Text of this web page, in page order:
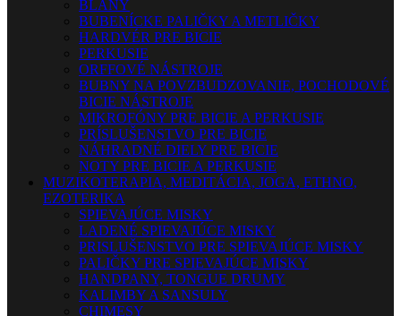
BLANY
BUBENÍCKE PALIČKY A METLIČKY
HARDVÉR PRE BICIE
PERKUSIE
ORFFOVÉ NÁSTROJE
BUBNY NA POVZBUDZOVANIE, POCHODOVÉ
BICIE NÁSTROJE
MIKROFÓNY PRE BICIE A PERKUSIE
PRÍSLUŠENSTVO PRE BICIE
NÁHRADNÉ DIELY PRE BICIE
NOTY PRE BICIE A PERKUSIE
MUZIKOTERAPIA, MEDITÁCIA, JOGA, ETHNO,
EZOTERIKA
SPIEVAJÚCE MISKY
LADENÉ SPIEVAJÚCE MISKY
PRISLUŠENSTVO PRE SPIEVAJÚCE MISKY
PALIČKY PRE SPIEVAJÚCE MISKY
HANDPANY, TONGUE DRUMY
KALIMBY A SANSULY
CHIMESY